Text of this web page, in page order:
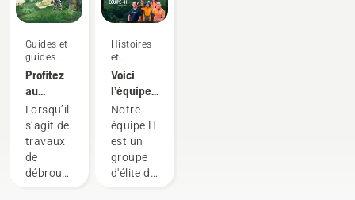
Guides et
guides
pratiques
Profitez
au
maximum
de votre
produit
coupe-
broussailles
Lorsqu’il
s’agit de
travaux
de
débroussaillage,
Histoires
et
inspiration
Voici
l’équipe
H de
Husqvarna,
nos
utilisateurs
les plus
Notre
équipe H
est un
groupe
d'élite de